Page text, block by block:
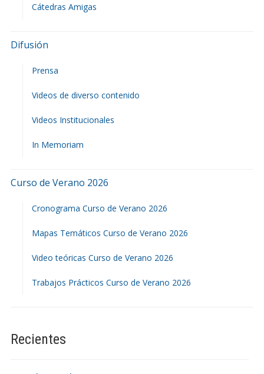
Cátedras Amigas
Difusión
Prensa
Videos de diverso contenido
Videos Institucionales
In Memoriam
Curso de Verano 2026
Cronograma Curso de Verano 2026
Mapas Temáticos Curso de Verano 2026
Video teóricas Curso de Verano 2026
Trabajos Prácticos Curso de Verano 2026
Recientes